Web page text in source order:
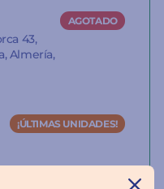
43,
Almería,
AGOTADO
¡ÚLTIMAS UNIDADES!